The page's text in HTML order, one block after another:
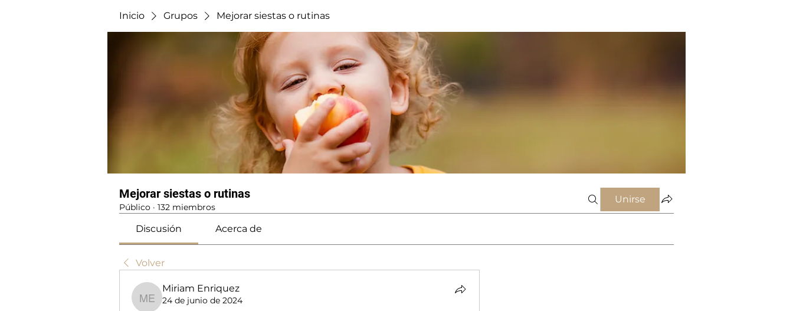
Inicio Grupos Mejorar siestas o rutinas
Mejorar siestas o rutinas
Público · 132 miembros
Unirse
Discusión Acerca de
Volver
Miriam Enriquez
Miriam Enriquez
24 de junio de 2024